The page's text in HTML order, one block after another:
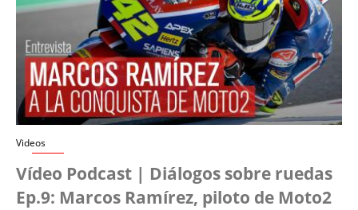
Videos
Vídeo Podcast | Diálogos sobre ruedas
Ep.9: Marcos Ramírez, piloto de Moto2